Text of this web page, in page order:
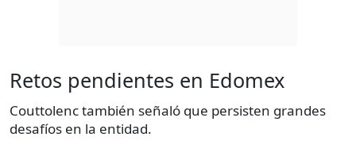
Retos pendientes en Edomex
Couttolenc también señaló que persisten grandes
desafíos en la entidad.